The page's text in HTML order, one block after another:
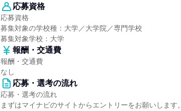
応募資格
応募資格
募集対象の学校種：大学／大学院／専門学校
募集対象学校：大学
報酬・交通費
報酬・交通費
なし
応募・選考の流れ
応募・選考の流れ
まずはマイナビのサイトからエントリーをお願いします。